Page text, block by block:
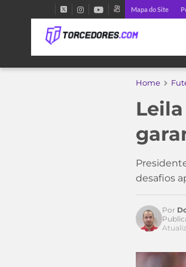
Mapa do Site
Home
desafios
Por